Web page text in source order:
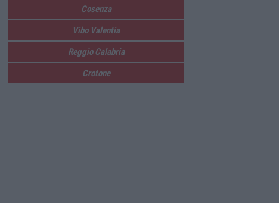
Cosenza
Vibo Valentia
Reggio Calabria
Crotone